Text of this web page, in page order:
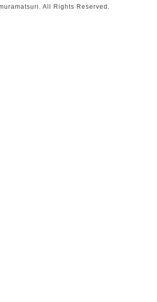
. All Rights Reserved.